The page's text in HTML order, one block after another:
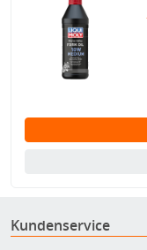
Kundenservice